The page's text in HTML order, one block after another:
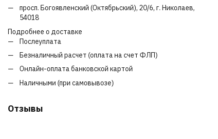
просп. Богоявленский (Октябрьский), 20/6, г. Николаев,
54018
Подробнее о доставке
Послеуплата
Безналичный расчет (оплата на счет ФЛП)
Онлайн-оплата банковской картой
Наличными (при самовывозе)
Отзывы